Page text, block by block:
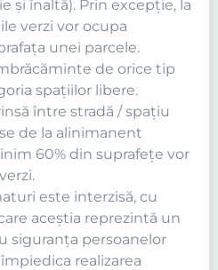
şi înaltă). Prin excepţie, la
verzi vor ocupa
unei parcele.
de orice tip
spaţiilor libere.
între stradă / spaţiu
de la alinimanent
60% din suprafeţe vor
este interzisă, cu
aceştia reprezintă un
siguranţa persoanelor
realizarea